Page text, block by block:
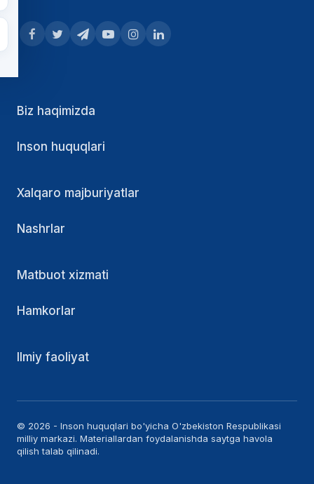
Biz haqimizda
Inson huquqlari
Xalqaro majburiyatlar
Nashrlar
Matbuot xizmati
Hamkorlar
Ilmiy faoliyat
© 2026 - Inson huquqlari bo'yicha O'zbekiston Respublikasi
milliy markazi. Materiallardan foydalanishda saytga havola
qilish talab qilinadi.